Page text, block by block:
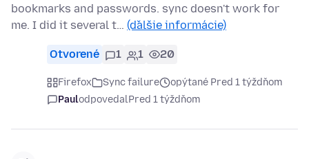
bookmarks and passwords. sync doesn't work for
me. I did it several t… (ďalšie informácie)
Otvorené 1 1 20
Firefox Sync failure
opýtané Pred 1 týždňom
PaulodpovedalPred 1 týždňom